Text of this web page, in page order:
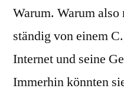
Warum. Warum
ständig von einem
Internet und seine
Immerhin könnten